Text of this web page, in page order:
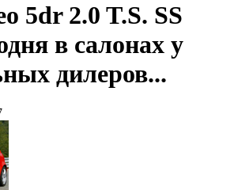
5dr 2.0 T.S. SS
в салонах у
дилеров...